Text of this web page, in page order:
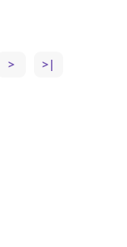
> >|